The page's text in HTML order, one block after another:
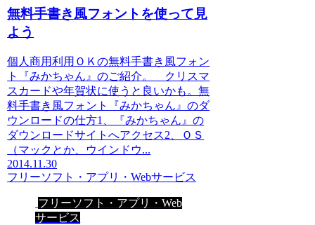
無料手書き風フォントを使って見
よう
個人商用利用ＯＫの無料手書き風フォン
ト『みかちゃん』のご紹介。 クリスマ
スカードや年賀状に使うと良いかも。無
料手書き風フォント『みかちゃん』のダ
ウンロードの仕方1、『みかちゃん』の
ダウンロードサイトへアクセス2、ＯＳ
（マックとか、ウインドウ...
2014.11.30
フリーソフト・アプリ・Webサービス
フリーソフト・アプリ・Web
サービス